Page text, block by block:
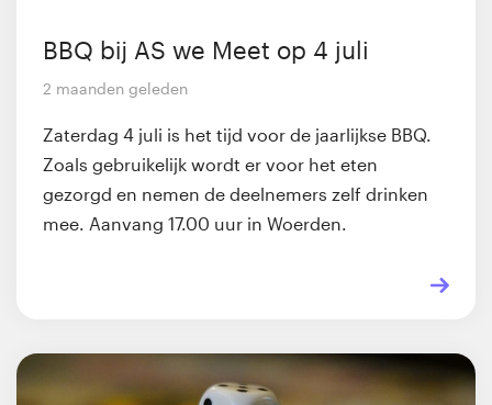
BBQ bij AS we Meet op 4 juli
2 maanden geleden
Zaterdag 4 juli is het tijd voor de jaarlijkse BBQ.
Zoals gebruikelijk wordt er voor het eten
gezorgd en nemen de deelnemers zelf drinken
mee. Aanvang 17.00 uur in Woerden.